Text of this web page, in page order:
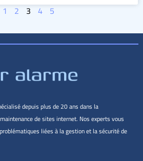
1 2 3 4 5
depuis plus de 20 ans dans la
de sites internet. Nos experts vous
liées à la gestion et la sécurité de